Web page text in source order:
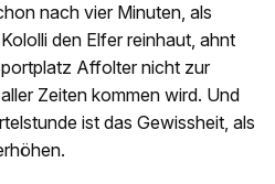
nach vier Minuten, als
den Elfer reinhaut, ahnt
Affolter nicht zur
Zeiten kommen wird. Und
ist das Gewissheit, als